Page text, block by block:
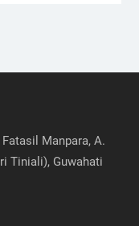
Manpara, A.
Tiniali), Guwahati